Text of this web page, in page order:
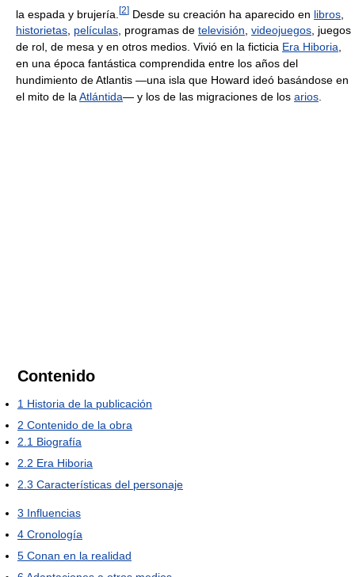
la espada y brujería. [2] Desde su creación ha aparecido en libros
historietas, películas, programas de televisión, videojuegos, juegos
de rol, de mesa y en otros medios. Vivió en la ficticia Era Hiboria,
en una época fantástica comprendida entre los años del
hundimiento de Atlantis —una isla que Howard ideó basándose en
el mito de laAtlántida— y los de las migraciones de los arios.
Contenido
1 Historia de la publicación
2 Contenido de la obra
2.1 Biografía
2.2 Era Hiboria
2.3 Características del personaje
3 Influencias
4 Cronología
5 Conan en la realidad